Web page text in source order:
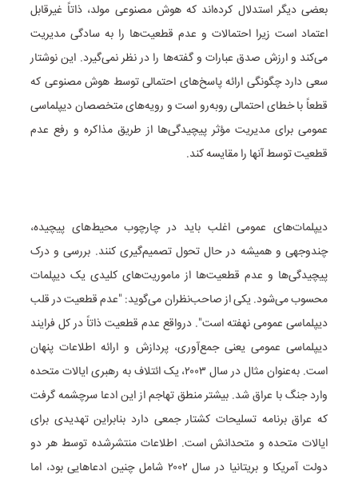
بعضی دیگر استدلال کرده‌اند که هوش مصنوعی مولد، ذاتاً غیرقابل
اعتماد است زیرا احتمالات و عدم قطعیت‌ها را به‌ سادگی مدیریت
می‌کند و ارزش صدق عبارات و گفته‌ها را در نظر نمی‌گیرد. این نوشتار
سعی دارد چگونگی ارائه پاسخ‌های احتمالی توسط هوش مصنوعی که
قطعاً با خطای احتمالی روبه‌رو است و رویه‌های متخصصان دیپلماسی
عمومی برای مدیریت مؤثر پیچیدگی‌ها از طریق مذاکره و رفع عدم
قطعیت توسط آنها را مقایسه ‌کند.
دیپلمات‌های عمومی اغلب باید در چارچوب محیط‌های پیچیده،
چندوجهی و همیشه در حال تحول تصمیم‌گیری کنند. بررسی و درک
پیچیدگی‌ها و عدم قطعیت‌ها از ماموریت‌های کلیدی یک دیپلمات
محسوب می‌شود. یکی از صاحب‌نظران می‌گوید: "عدم قطعیت در قلب
دیپلماسی عمومی نهفته است". درواقع عدم قطعیت ذاتاً در کل فرایند
دیپلماسی عمومی یعنی جمع‌آوری، پردازش و ارائه اطلاعات پنهان
است. به‌عنوان مثال در سال ۲۰۰۳، یک ائتلاف به رهبری ایالات متحده
وارد جنگ با عراق شد. بیشتر منطق تهاجم از این ادعا سرچشمه گرفت
که عراق برنامه تسلیحات کشتار جمعی دارد بنابراین تهدیدی برای
ایالات متحده و متحدانش است. اطلاعات منتشرشده توسط هر دو
دولت آمریکا و بریتانیا در سال ۲۰۰۲ شامل چنین ادعاهایی بود، اما